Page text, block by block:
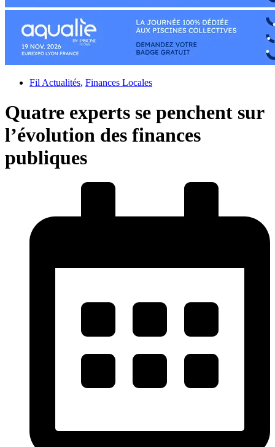
Fil Actualités, Finances Locales
Quatre experts se penchent sur
l’évolution des finances
publiques